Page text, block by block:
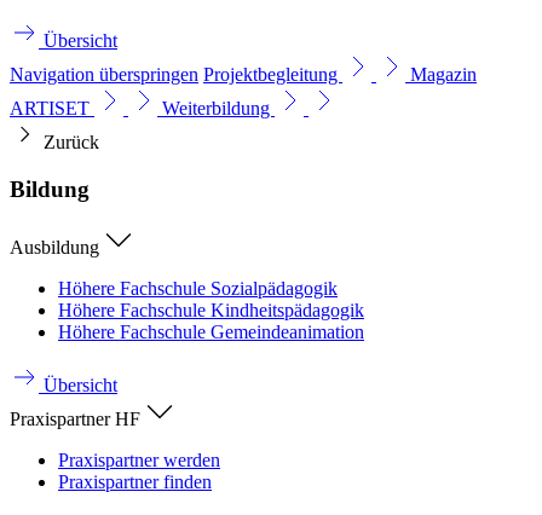
Übersicht
Navigation überspringen Projektbegleitung
Magazin
ARTISET
Weiterbildung
Zurück
Bildung
Ausbildung
Höhere Fachschule Sozialpädagogik
Höhere Fachschule Kindheitspädagogik
Höhere Fachschule Gemeindeanimation
Übersicht
Praxispartner HF
Praxispartner werden
Praxispartner finden